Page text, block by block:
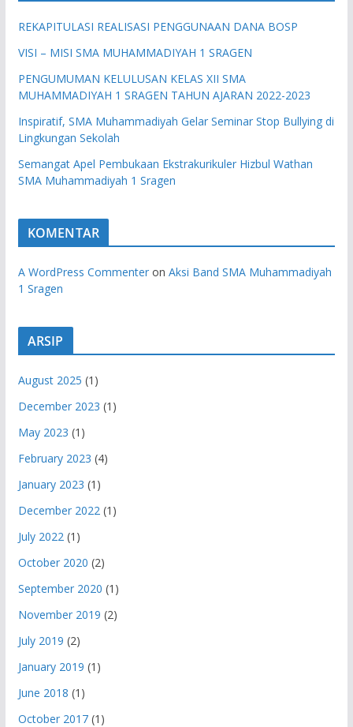
REKAPITULASI REALISASI PENGGUNAAN DANA BOSP
VISI – MISI SMA MUHAMMADIYAH 1 SRAGEN
PENGUMUMAN KELULUSAN KELAS XII SMA
MUHAMMADIYAH 1 SRAGEN TAHUN AJARAN 2022-2023
Inspiratif, SMA Muhammadiyah Gelar Seminar Stop Bullying di
Lingkungan Sekolah
Semangat Apel Pembukaan Ekstrakurikuler Hizbul Wathan
SMA Muhammadiyah 1 Sragen
KOMENTAR
A WordPress Commenteron Aksi Band SMA Muhammadiyah
1 Sragen
ARSIP
August 2025 (1)
December 2023 (1)
May 2023 (1)
February 2023 (4)
January 2023 (1)
December 2022 (1)
July 2022 (1)
October 2020 (2)
September 2020 (1)
November 2019 (2)
July 2019 (2)
January 2019 (1)
June 2018 (1)
October 2017(1)